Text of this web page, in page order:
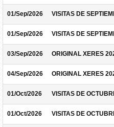
01/Sep/2026 VISITAS DE
01/Sep/2026 VISITAS DE
03/Sep/2026 ORIGINAL XERES
04/Sep/2026 ORIGINAL XERES
01/Oct/2026 VISITAS DE
01/Oct/2026 VISITAS DE